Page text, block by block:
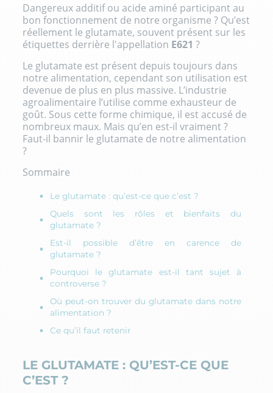
Dangereux additif ou acide aminé participant au
bon fonctionnement de notre organisme ? Qu’est
réellement le glutamate, souvent présent sur les
étiquettes derrière l'appellation E621 ?
Le glutamate est présent depuis toujours dans
notre alimentation, cependant son utilisation est
devenue de plus en plus massive. L’industrie
agroalimentaire l’utilise comme exhausteur de
goût. Sous cette forme chimique, il est accusé de
nombreux maux. Mais qu’en est-il vraiment ?
Faut-il bannir le glutamate de notre alimentation
?
Sommaire
Le glutamate : qu’est-ce que c’est ?
Quels sont les rôles et bienfaits du
glutamate ?
Est-il possible d’être en carence de
glutamate ?
Pourquoi le glutamate est-il tant sujet à
controverse ?
Où peut-on trouver du glutamate dans notre
alimentation ?
Ce qu’il faut retenir
LE GLUTAMATE : QU’EST-CE QUE
C’EST ?